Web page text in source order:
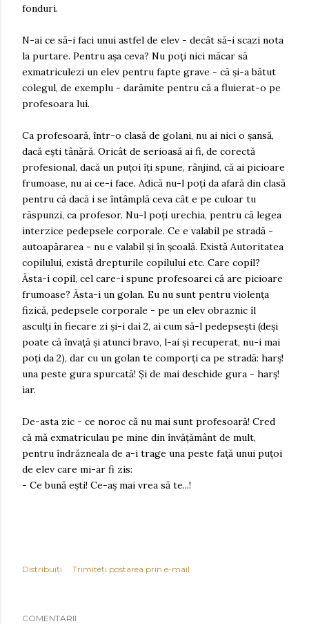
fonduri.
N-ai ce să-i faci unui astfel de elev - decât să-i scazi nota
la purtare. Pentru așa ceva? Nu poți nici măcar să
exmatriculezi un elev pentru fapte grave - că și-a bătut
colegul, de exemplu - darămite pentru că a fluierat-o pe
profesoara lui.
Ca profesoară, într-o clasă de golani, nu ai nici o șansă,
dacă ești tânără. Oricât de serioasă ai fi, de corectă
profesional, dacă un puțoi îți spune, rânjind, că ai picioare
frumoase, nu ai ce-i face. Adică nu-l poți da afară din clasă
pentru că dacă i se întâmplă ceva cât e pe culoar tu
răspunzi, ca profesor. Nu-l poți urechia, pentru că legea
interzice pedepsele corporale. Ce e valabil pe stradă -
autoapărarea - nu e valabil și în școală. Există Autoritatea
copilului, există drepturile copilului etc. Care copil?
Ăsta-i copil, cel care-i spune profesoarei că are picioare
frumoase? Ăsta-i un golan. Eu nu sunt pentru violența
fizică, pedepsele corporale - pe un elev obraznic îl
asculți în fiecare zi și-i dai 2, ai cum să-l pedepsești (deși
poate că învață și atunci bravo, l-ai și recuperat, nu-i mai
poți da 2), dar cu un golan te comporți ca pe stradă: harș!
una peste gura spurcată! Și de mai deschide gura - harș!
iar.
De-asta zic - ce noroc că nu mai sunt profesoară! Cred
că mă exmatriculau pe mine din învățământ de mult,
pentru îndrăzneala de a-i trage una peste față unui puțoi
de elev care mi-ar fi zis:
- Ce bună ești! Ce-aș mai vrea să te...!
Distribuiți Trimiteți postarea prin e-mail
COMENTARII